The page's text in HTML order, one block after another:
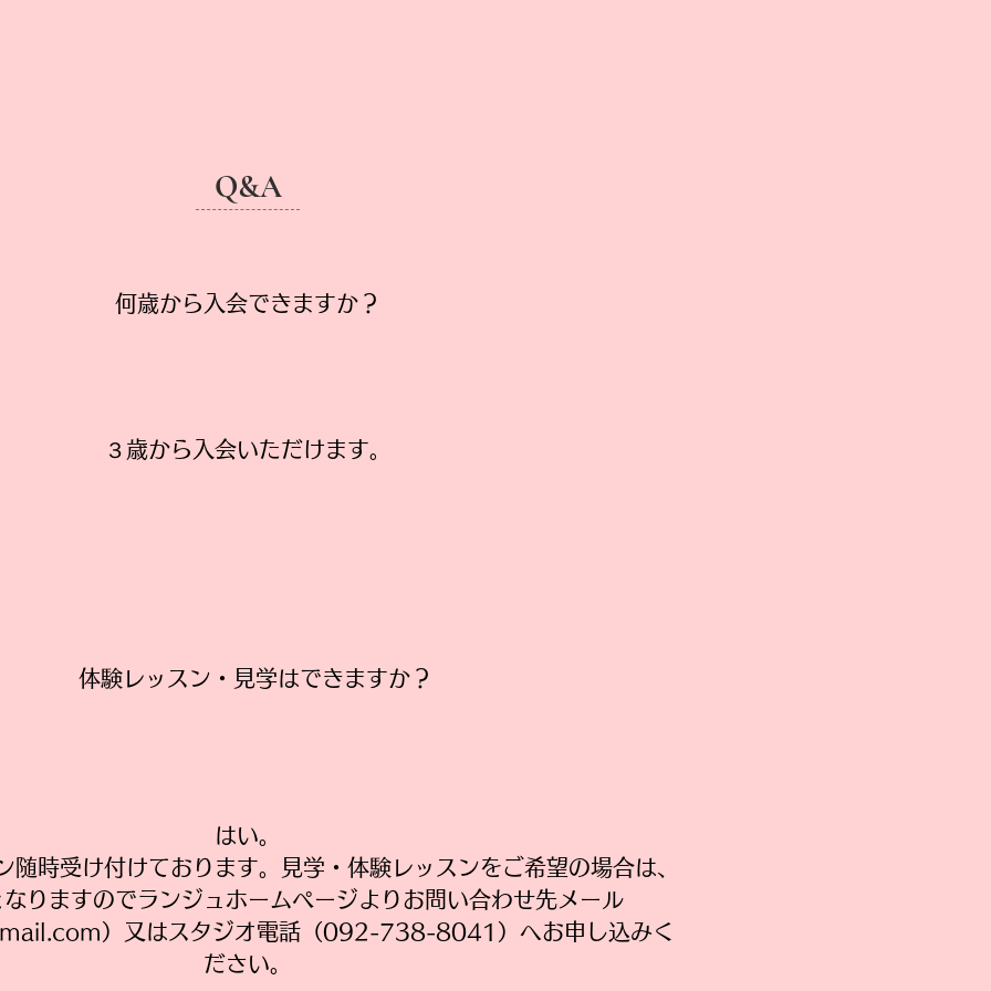
Q&A
​何歳から入会できますか？
​３歳から入会いただけます。
​体験レッスン・見学はできますか？
はい。
随時受け付けております。見学・体験レッスンをご希望の場合は、
りますのでランジュホームページよりお問い合わせ先メール
）又はスタジオ電話（092-738-8041）へお申し込みく
ださい。